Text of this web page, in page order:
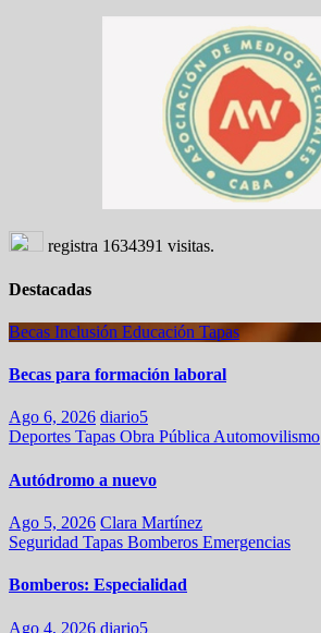
registra 1634391 visitas.
Destacadas
Becas Inclusión Educación Tapas
Becas para formación laboral
Ago 6, 2026 diario5
Deportes Tapas Obra PúblicaAutomovilismo
Autódromo a nuevo
Ago 5, 2026 Clara Martínez
Seguridad Tapas Bomberos Emergencias
Bomberos: Especialidad
Ago 4, 2026 diario5